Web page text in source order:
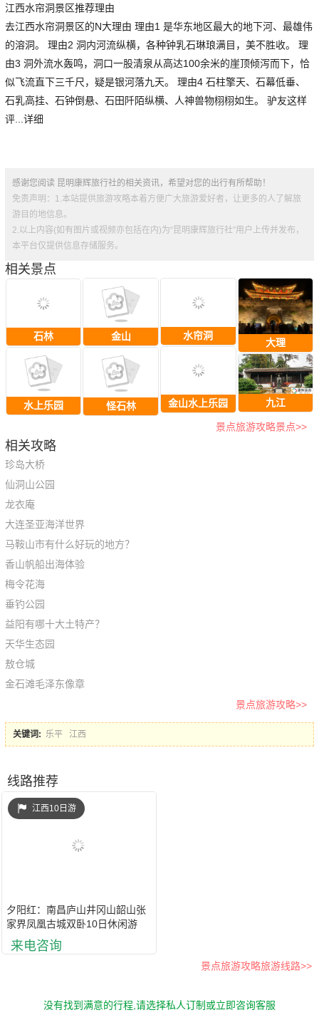
江西水帘洞景区推荐理由
去江西水帘洞景区的N大理由 理由1 是华东地区最大的地下河、最雄伟
的溶洞。 理由2 洞内河流纵横，各种钟乳石琳琅满目，美不胜收。 理
由3 洞外流水轰鸣，洞口一股清泉从高达100余米的崖顶倾泻而下，恰
似飞流直下三千尺，疑是银河落九天。 理由4 石柱擎天、石幕低垂、
石乳高挂、石钟倒悬、石田阡陌纵横、人神兽物栩栩如生。 驴友这样
评...详细
感谢您阅读 昆明康辉旅行社的相关资讯，希望对您的出行有所帮助！
免责声明：1.本站提供旅游攻略本着方便广大旅游爱好者，让更多的人了解旅
游目的地信息。
2.以上内容(如有图片或视频亦包括在内)为“昆明康辉旅行社”用户上传并发布，
本平台仅提供信息存储服务。
相关景点
石林
水上乐园
金山
怪石林
水帘洞
金山水上乐园
大理
九江
景点旅游攻略景点>>
相关攻略
珍岛大桥
仙洞山公园
龙衣庵
大连圣亚海洋世界
马鞍山市有什么好玩的地方？
香山帆船出海体验
梅令花海
垂钓公园
益阳有哪十大土特产？
天华生态园
敖仓城
金石滩毛泽东像章
景点旅游攻略>>
关键词: 乐平 江西
线路推荐
江西10日游
夕阳红：南昌庐山井冈山韶山张
家界凤凰古城双卧10日休闲游
来电咨询
景点旅游攻略旅游线路>>
没有找到满意的行程,请选择私人订制或立即咨询客服